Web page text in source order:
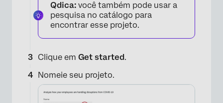
Qdica: você também pode usar a
pesquisa no catálogo para
encontrar esse projeto.
Clique em Get started.
Nomeie seu projeto.